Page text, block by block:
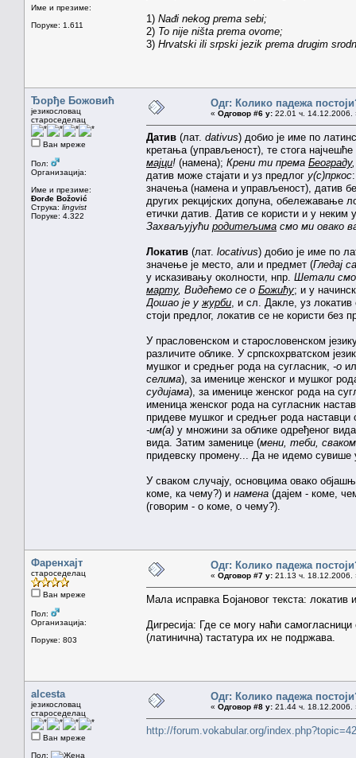
Име и презиме:
Поруке: 1.611
1) Nađi nekog prema sebi;
2) To nije ništa prema ovome;
3) Hrvatski ili srpski jezik prema drugim
Ђорђе Божовић
језикословац
староседелац
Ван мреже
Пол:
Организација:
Име и презиме:
Đorđe Božović
Струка: lingvist
Поруке: 4.322
Одг: Колико падежа
« Одговор #6 у: 22.01 ч. 14.12.2006.
Датив (лат. dativus) добио је име по
кретања (управљеност), те стога најчешће
мајци! (намена); Крени ти према Београду
датив може стајати и уз предлог у(с)пркос
значења (намена и управљеност), датив
других рекцијских допуна, обележавање
етички датив. Датив се користи и у
Захваљујући родитељима смо ми овако
Локатив (лат. locativus) добио је име по
значење је место, али и предмет (Гледај
у исказивању околности, нпр. Шетали
марту, Видећемо се о Божићу; и у
Дошао је у журби , и сл. Дакле, уз
стоји предлог, локатив се не користи без
У прасловенском и старословенском
различите облике. У српскохрватском
мушког и средњег рода на сугласник, -о
селима), за именице женског и мушког
судијама), за именице женског рода на
именица женског рода на сугласник
придеве мушког и средњег рода наставци
-им(а) у множини за облике одређеног
вида. Затим заменице (мени, теби,
придевску промену... Да не идемо
У сваком случају, основцима овако
коме, ка чему?) и намена (дајем - коме,
(говорим - о коме, о чему?).
Фаренхајт
староседелац
Ван мреже
Пол:
Организација:
Поруке: 803
Одг: Колико падежа
« Одговор #7 у: 21.13 ч. 18.12.2006.
Мала исправка Бојановог текста: локатив
Дигресија: Где се могу наћи
(латинична) тастатура их не подржава.
alcesta
језикословац
староседелац
Ван мреже
Пол:
Одг: Колико падежа
« Одговор #8 у: 21.44 ч. 18.12.2006.
http://forum.vokabular.org/